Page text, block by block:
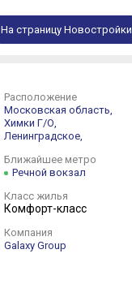
На страницу Новостройки
Расположение
Московская область,
Химки Г/О,
Ленинградское,
Ближайшее метро
Речной вокзал
Класс жилья
Комфорт-класс
Компания
Galaxy Group